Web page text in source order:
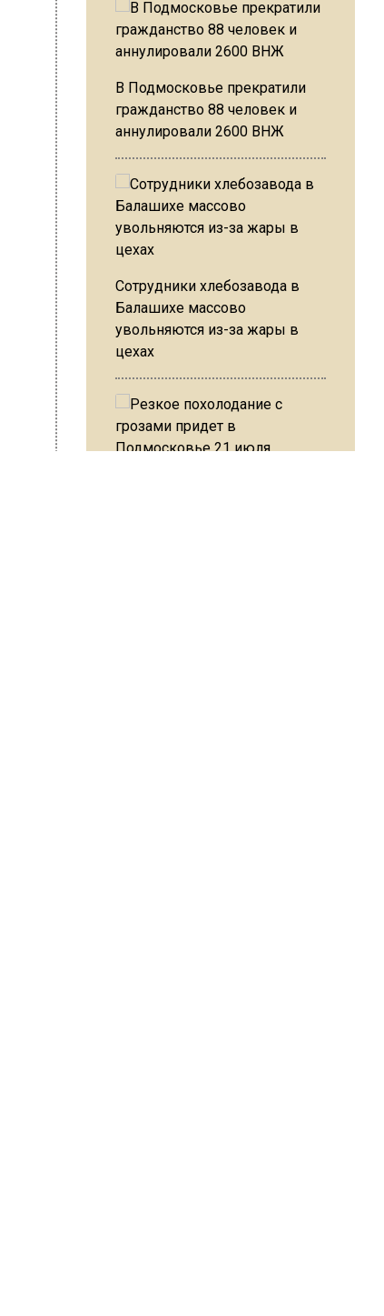
В Подмосковье прекратили
гражданство 88 человек и
аннулировали 2600 ВНЖ
Сотрудники хлебозавода в
Балашихе массово
увольняются из-за жары в
цехах